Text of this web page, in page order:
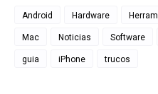
Android Hardware
Mac Noticias Software
guia iPhone trucos